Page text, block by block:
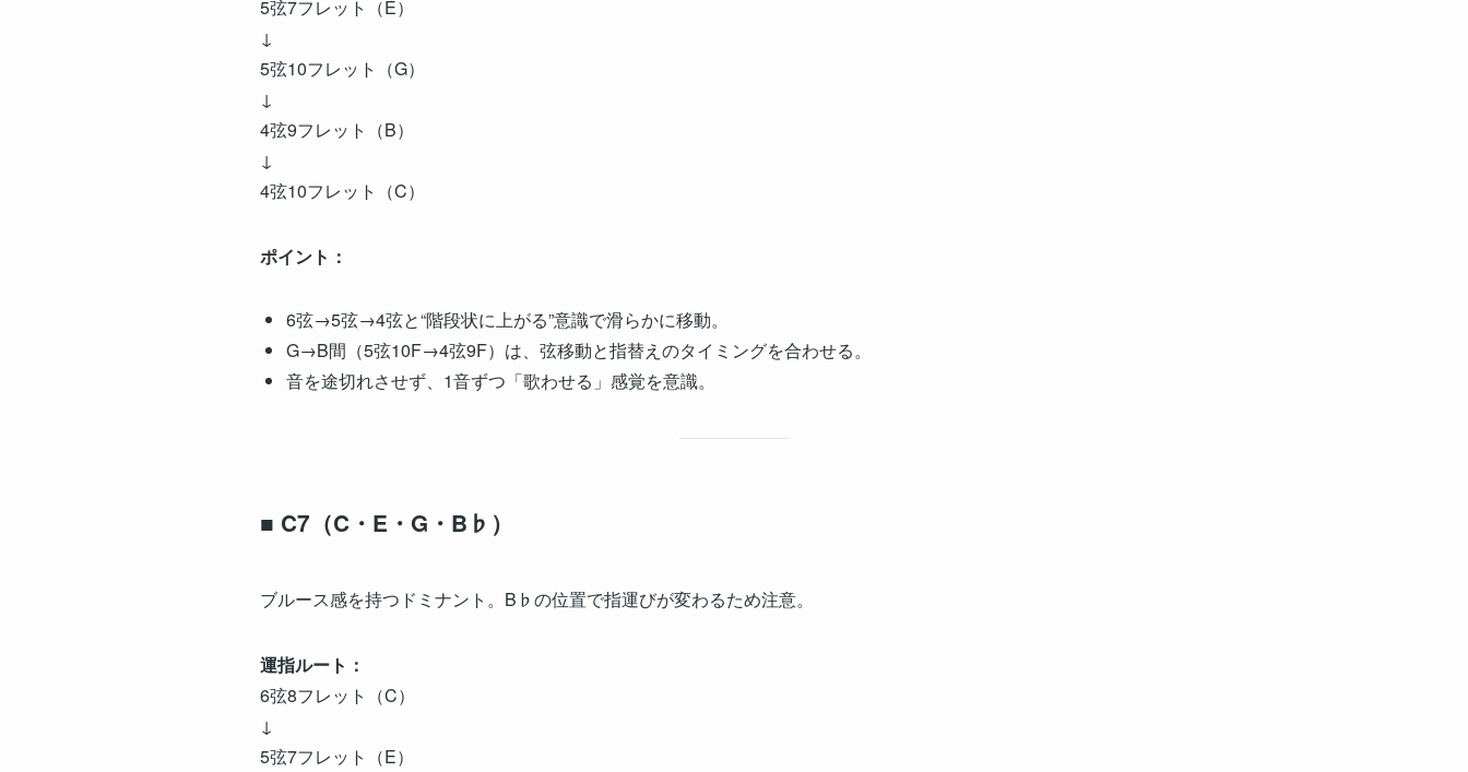
5弦7フレット（E）
↓
5弦10フレット（G）
↓
4弦9フレット（B）
↓
4弦10フレット（C）
ポイント：
6弦→5弦→4弦と“階段状に上がる”意識で滑らかに移動。
G→B間（5弦10F→4弦9F）は、弦移動と指替えのタイミングを合わせる。
音を途切れさせず、1音ずつ「歌わせる」感覚を意識。
■ C7（C・E・G・B♭）
ブルース感を持つドミナント。B♭の位置で指運びが変わるため注意。
運指ルート：
6弦8フレット（C）
↓
5弦7フレット（E）